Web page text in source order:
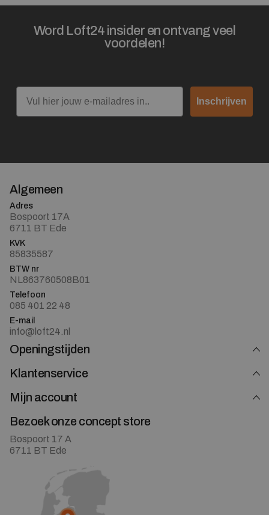
Word Loft24 insider en ontvang veel
voordelen!
Email
Inschrijven
Algemeen
Adres
Bospoort 17A
6711 BT Ede
KVK
85835587
BTW nr
NL863760508B01
Telefoon
085 401 22 48
E-mail
info@loft24.nl
Openingstijden
Klantenservice
Mijn account
Bezoek onze concept store
Bospoort 17 A
6711 BT Ede